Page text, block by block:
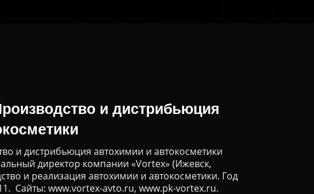
и дистрибьюция
и дистрибьюция автохимии и автокосметики
директор компании «Vortex» (Ижевск,
и реализация автохимии и автокосметики. Год
Сайты: www.vortex-avto.ru, www.pk-vortex.ru.